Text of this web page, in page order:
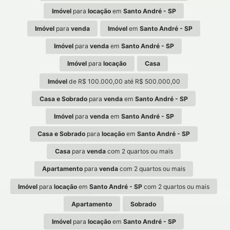
Imóvelpara locaçãoem Santo André - SP
Imóvelpara venda Imóvel emSanto André - SP
Imóvelpara vendaem Santo André - SP
Imóvel paralocação Casa
Imóvelde R$ 100.000,00 até R$ 500.000,00
Casa e Sobrado para venda em Santo André - SP
Imóvelpara vendaem Santo André - SP
Casa e Sobrado para locação em Santo André - SP
Casapara vendacom 2 quartos ou mais
Apartamento para venda com 2 quartos ou mais
Imóvel para locação em Santo André - SP com 2 quartos ou mais
Apartamento Sobrado
Imóvelpara locaçãoem Santo André - SP